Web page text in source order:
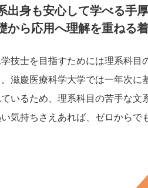
出身も安心して学べる手
から応用へ理解を重ねる
技士を目指すためには理系科
滋慶医療科学大学では一年次
いるため、理系科目の苦手な文
気持ちさえあれば、ゼロからで